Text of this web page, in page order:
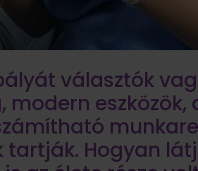
választók
eszközök,
Hogyan